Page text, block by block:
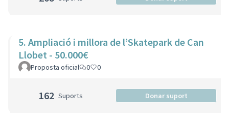
5. Ampliació i millora de l’Skatepark de Can
Llobet - 50.000€
Proposta oficial 0 0
162 Suports Donar suport